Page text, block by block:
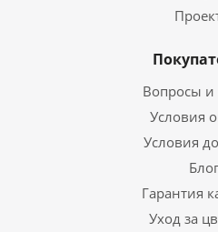
Вопросы и
Условия
Условия
Блог
Гарантия
Уход за